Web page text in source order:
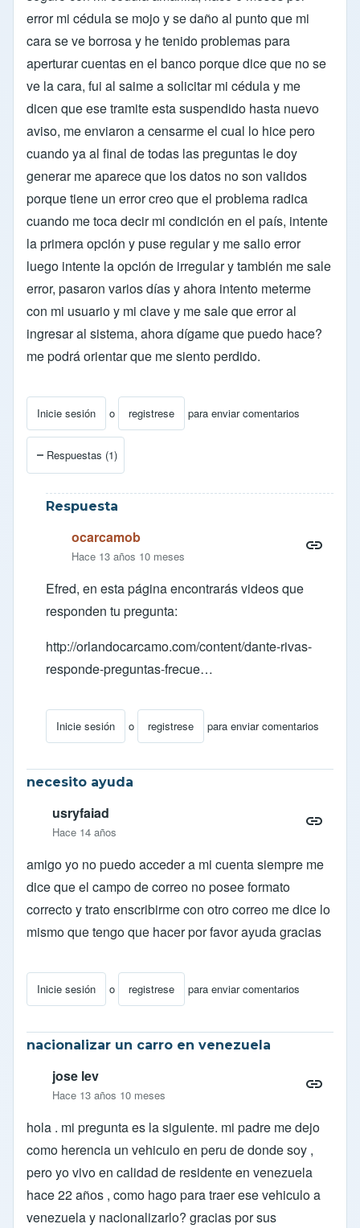
error mi cédula se mojo y se daño al punto que mi
cara se ve borrosa y he tenido problemas para
aperturar cuentas en el banco porque dice que no se
ve la cara, fui al saime a solicitar mi cédula y me
dicen que ese tramite esta suspendido hasta nuevo
aviso, me enviaron a censarme el cual lo hice pero
cuando ya al final de todas las preguntas le doy
generar me aparece que los datos no son validos
porque tiene un error creo que el problema radica
cuando me toca decir mi condición en el país, intente
la primera opción y puse regular y me salio error
luego intente la opción de irregular y también me sale
error, pasaron varios días y ahora intento meterme
con mi usuario y mi clave y me sale que error al
ingresar al sistema, ahora dígame que puedo hace?
me podrá orientar que me siento perdido.
Inicie sesión o registrese para enviar comentarios
Respuestas (1)
Respuesta
ocarcamob
Hace 13 años 10 meses
Efred, en esta página encontrarás videos que
responden tu pregunta:
http://orlandocarcamo.com/content/dante-rivas-
responde-preguntas-frecue…
Inicie sesión o registrese para enviar comentarios
En respuesta a inscripcion del censoporefred
necesito ayuda
usryfaiad
Hace 14 años
amigo yo no puedo acceder a mi cuenta siempre me
dice que el campo de correo no posee formato
correcto y trato enscribirme con otro correo me dice lo
mismo que tengo que hacer por favor ayuda gracias
Inicie sesión o registrese para enviar comentarios
nacionalizar un carro en venezuela
jose lev
Hace 13 años 10 meses
hola . mi pregunta es la siguiente. mi padre me dejo
como herencia un vehiculo en peru de donde soy ,
pero yo vivo en calidad de residente en venezuela
hace 22 años , como hago para traer ese vehiculo a
venezuela y nacionalizarlo? gracias por sus